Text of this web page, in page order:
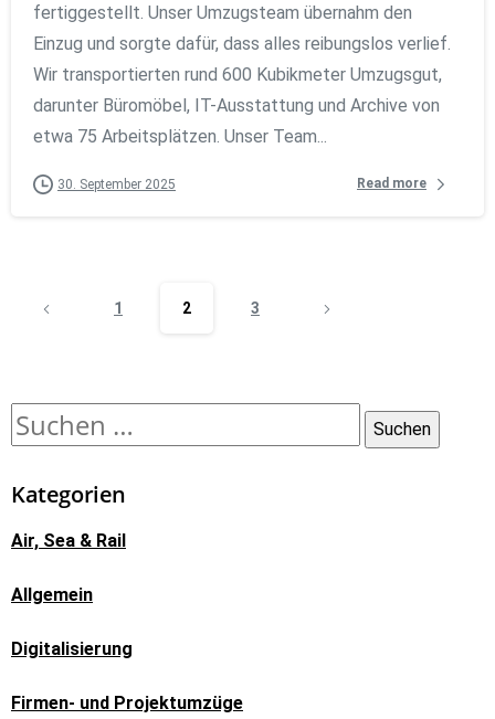
fertiggestellt. Unser Umzugsteam übernahm den
Einzug und sorgte dafür, dass alles reibungslos verlief.
Wir transportierten rund 600 Kubikmeter Umzugsgut,
darunter Büromöbel, IT-Ausstattung und Archive von
etwa 75 Arbeitsplätzen. Unser Team...
30. September 2025 Read more
1 2 3
Kategorien
Air, Sea & Rail
Allgemein
Digitalisierung
Firmen- und Projektumzüge